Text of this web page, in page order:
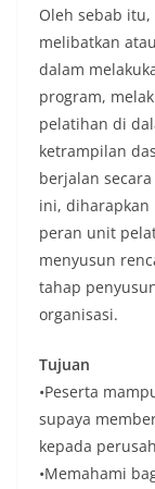
Oleh sebab
melibatkan
dalam
program,
pelatihan di
ketrampilan
berjalan
ini, diharapkan
peran unit
menyusun
tahap
organisasi.
Tujuan
•Peserta
supaya
kepada
•Memahami